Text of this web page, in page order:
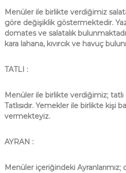
Menüler ile birlikte verdiğimiz
göre değişiklik göstermektedir.
domates ve salatalık
kara lahana, kıvırcık ve havuç
TATLI :
Menüler ile birlikte verdiğimiz;
Tatlısıdır. Yemekler ile birlikte kişi
vermekteyiz.
AYRAN :
Menüler içeriğindeki